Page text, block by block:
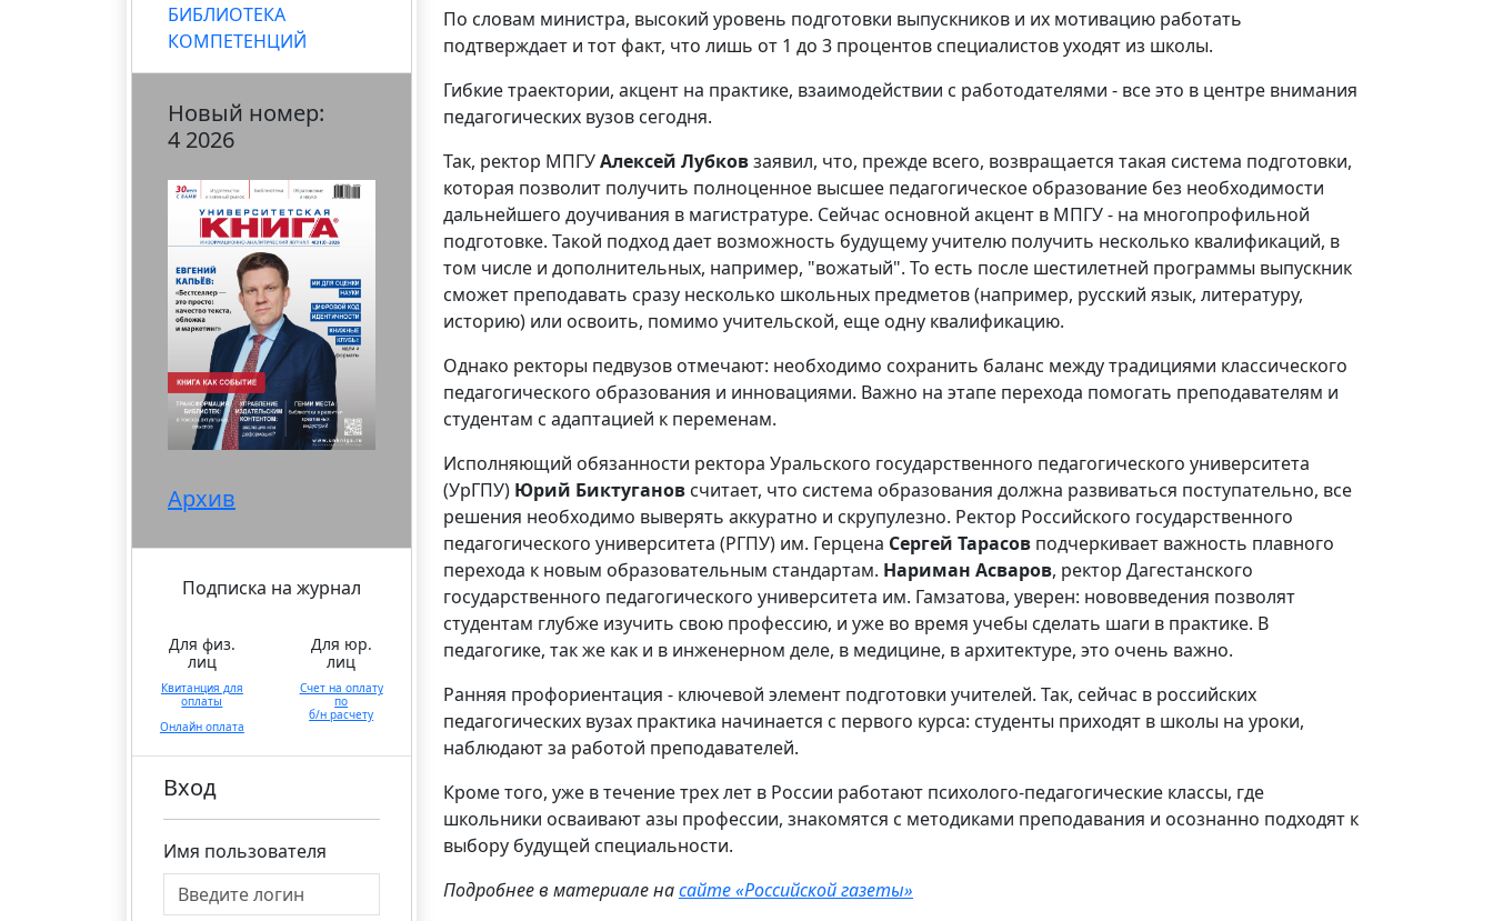
БИБЛИОТЕКА
КОМПЕТЕНЦИЙ
Новый номер:
4 2026
Архив
Подписка на журнал
Для физ.
лиц
Квитанция для
оплаты
Онлайн оплата
Для юр.
лиц
Счет на оплату
по
б/н расчету
Вход
Имя пользователя
По словам министра, высокий уровень подготовки выпускников и их мотивацию работать
подтверждает и тот факт, что лишь от 1 до 3 процентов специалистов уходят из школы.
Гибкие траектории, акцент на практике, взаимодействии с работодателями - все это в центре внимания
педагогических вузов сегодня.
Так, ректор МПГУАлексей Лубковзаявил, что, прежде всего, возвращается такая система подготовки,
которая позволит получить полноценное высшее педагогическое образование без необходимости
дальнейшего доучивания в магистратуре. Сейчас основной акцент в МПГУ - на многопрофильной
подготовке. Такой подход дает возможность будущему учителю получить несколько квалификаций, в
том числе и дополнительных, например, "вожатый". То есть после шестилетней программы выпускник
сможет преподавать сразу несколько школьных предметов (например, русский язык, литературу,
историю) или освоить, помимо учительской, еще одну квалификацию.
Однако ректоры педвузов отмечают: необходимо сохранить баланс между традициями классического
педагогического образования и инновациями. Важно на этапе перехода помогать преподавателям и
студентам с адаптацией к переменам.
Исполняющий обязанности ректора Уральского государственного педагогического университета
(УрГПУ) Юрий Биктуганов считает, что система образования должна развиваться поступательно, все
решения необходимо выверять аккуратно и скрупулезно. Ректор Российского государственного
педагогического университета (РГПУ) им. Герцена Сергей Тарасов подчеркивает важность плавного
перехода к новым образовательным стандартам. Нариман Асваров, ректор Дагестанского
государственного педагогического университета им. Гамзатова, уверен: нововведения позволят
студентам глубже изучить свою профессию, и уже во время учебы сделать шаги в практике. В
педагогике, так же как и в инженерном деле, в медицине, в архитектуре, это очень важно.
Ранняя профориентация - ключевой элемент подготовки учителей. Так, сейчас в российских
педагогических вузах практика начинается с первого курса: студенты приходят в школы на уроки,
наблюдают за работой преподавателей.
Кроме того, уже в течение трех лет в России работают психолого-педагогические классы, где
школьники осваивают азы профессии, знакомятся с методиками преподавания и осознанно подходят к
выбору будущей специальности.
Подробнее в материале насайте «Российской газеты»